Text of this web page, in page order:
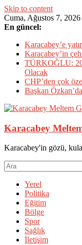
Skip to content
Cuma, Ağustos 7, 2026
En güncel:
Karacabey’e
Karacabey’in
TÜRKOĞLU:
Olacak
CHP’den çok
Başkan
Karacabey
Karacabey'in gözü,
Yerel
Politika
Eğitim
Bölge
Spor
Sağlık
İletişim